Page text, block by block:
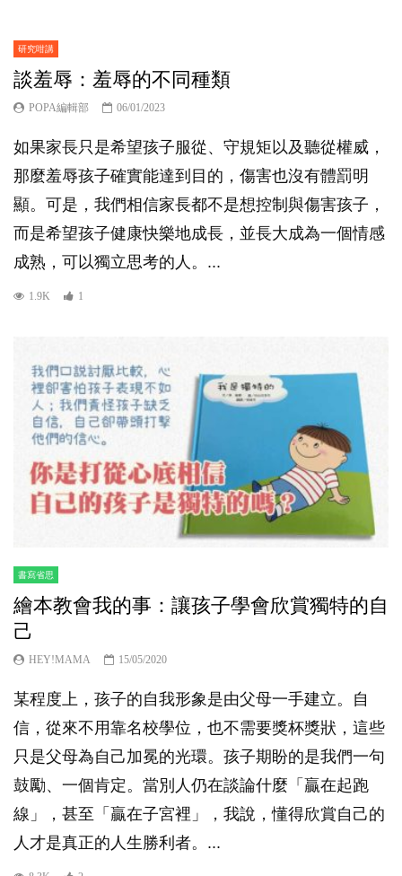
研究咁講
談羞辱：羞辱的不同種類
POPA編輯部 06/01/2023
如果家長只是希望孩子服從、守規矩以及聽從權威，
那麼羞辱孩子確實能達到目的，傷害也沒有體罰明
顯。可是，我們相信家長都不是想控制與傷害孩子，
而是希望孩子健康快樂地成長，並長大成為一個情感
成熟，可以獨立思考的人。...
1.9K 1
書寫省思
繪本教會我的事：讓孩子學會欣賞獨特的自
己
HEY!MAMA 15/05/2020
某程度上，孩子的自我形象是由父母一手建立。自
信，從來不用靠名校學位，也不需要獎杯獎狀，這些
只是父母為自己加冕的光環。孩子期盼的是我們一句
鼓勵、一個肯定。當別人仍在談論什麼「贏在起跑
線」，甚至「贏在子宮裡」，我說，懂得欣賞自己的
人才是真正的人生勝利者。...